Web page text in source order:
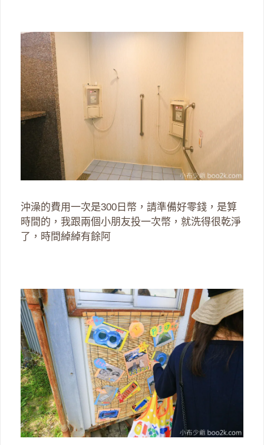
沖澡的費用一次是300日幣，請準備好零錢，是算
時間的，我跟兩個小朋友投一次幣，就洗得很乾淨
了，時間綽綽有餘阿